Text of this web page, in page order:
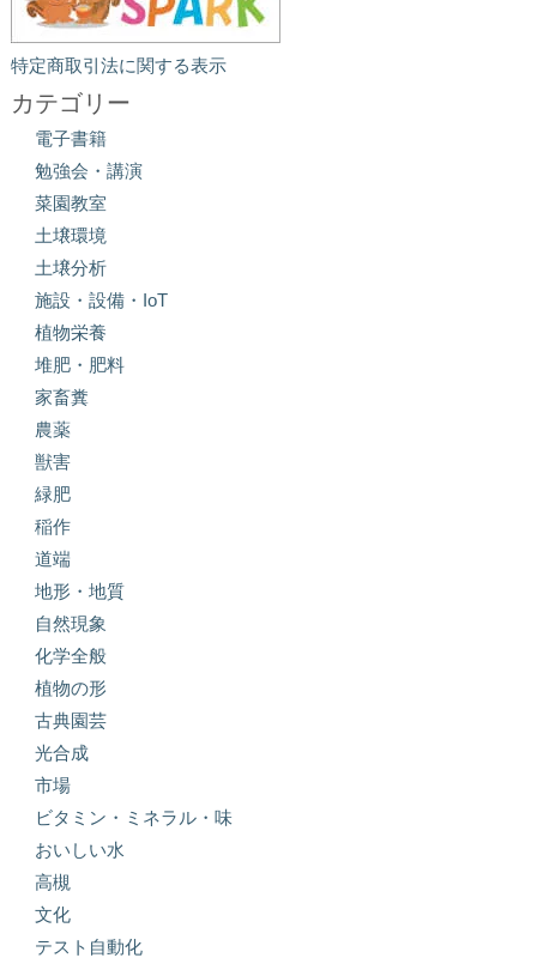
特定商取引法に関する表示
カテゴリー
電子書籍
勉強会・講演
菜園教室
土壌環境
土壌分析
施設・設備・IoT
植物栄養
堆肥・肥料
家畜糞
農薬
獣害
緑肥
稲作
道端
地形・地質
自然現象
化学全般
植物の形
古典園芸
光合成
市場
ビタミン・ミネラル・味
おいしい水
高槻
文化
テスト自動化